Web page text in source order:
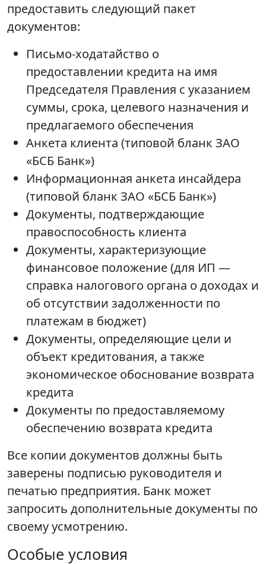
предоставить следующий пакет
документов:
Письмо-ходатайство о
предоставлении кредита на имя
Председателя Правления с указанием
суммы, срока, целевого назначения и
предлагаемого обеспечения
Анкета клиента (типовой бланк ЗАО
«БСБ Банк»)
Информационная анкета инсайдера
(типовой бланк ЗАО «БСБ Банк»)
Документы, подтверждающие
правоспособность клиента
Документы, характеризующие
финансовое положение (для ИП —
справка налогового органа о доходах и
об отсутствии задолженности по
платежам в бюджет)
Документы, определяющие цели и
объект кредитования, а также
экономическое обоснование возврата
кредита
Документы по предоставляемому
обеспечению возврата кредита
Все копии документов должны быть
заверены подписью руководителя и
печатью предприятия. Банк может
запросить дополнительные документы по
своему усмотрению.
Особые условия